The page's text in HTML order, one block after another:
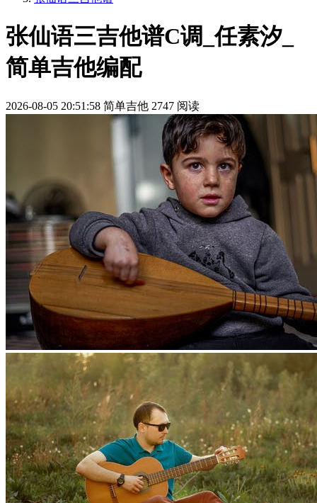
张仙语三吉他谱C调_任素汐_
简单吉他编配
2026-08-05 20:51:58 简单吉他 2747 阅读